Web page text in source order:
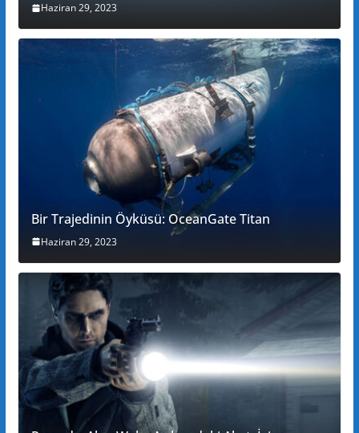
Haziran 29, 2023
Bir Trajedinin Öyküsü: OceanGate Titan
Haziran 29, 2023